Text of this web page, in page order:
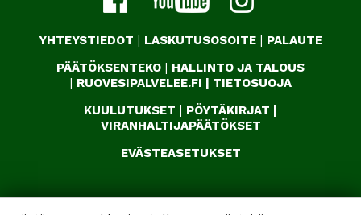
YHTEYSTIEDOT | LASKUTUSOSOITE | PALAUTE
PÄÄTÖKSENTEKO | HALLINTO JA TALOUS
| RUOVESIPALVELEE.FI | TIETOSUOJA
KUULUTUKSET | PÖYTÄKIRJAT |
VIRANHALTIJAPÄÄTÖKSET
EVÄSTEASETUKSET